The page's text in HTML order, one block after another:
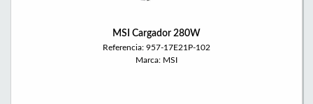
MSI Cargador 280W
Referencia: 957-17E21P-102
Marca: MSI